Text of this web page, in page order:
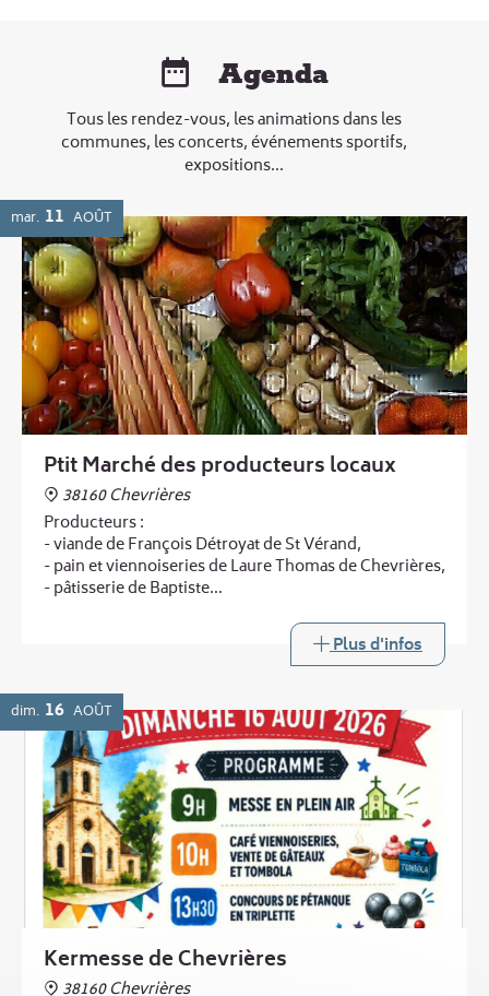
Agenda
Tous les rendez-vous, les animations dans les
communes, les concerts, événements sportifs,
expositions...
mar. 11 AOÛT
Ptit Marché des producteurs locaux
38160 Chevrières
Producteurs :
- viande de François Détroyat de St Vérand,
- pain et viennoiseries de Laure Thomas de Chevrières,
- pâtisserie de Baptiste
- légumes de Laurent Boucheny de Murinais
Buvette
Plus d'infos
dim. 16 AOÛT
Kermesse de Chevrières
38160 Chevrières